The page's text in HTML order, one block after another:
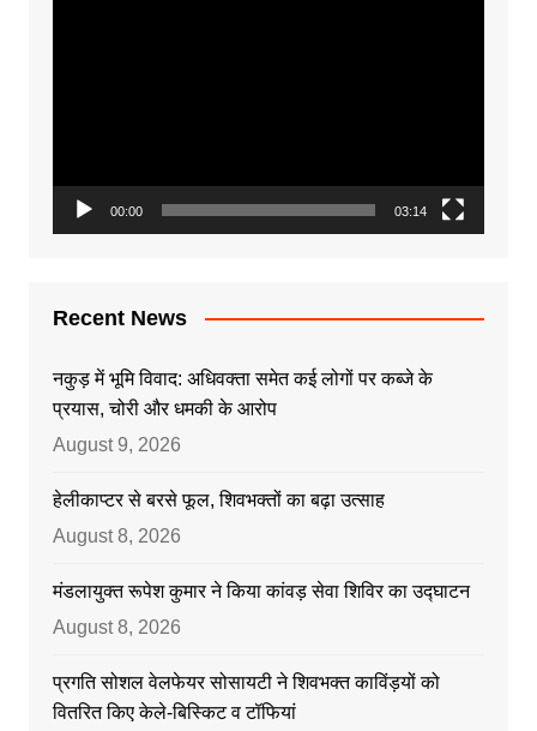
00:00 03:14
Recent News
नकुड़ में भूमि विवाद: अधिवक्ता समेत कई लोगों पर कब्जे के
प्रयास, चोरी और धमकी के आरोप
August 9, 2026
हेलीकाप्टर से बरसे फूल, शिवभक्तों का बढ़ा उत्साह
August 8, 2026
मंडलायुक्त रूपेश कुमार ने किया कांवड़ सेवा शिविर का उद्घाटन
August 8, 2026
प्रगति सोशल वेलफेयर सोसायटी ने शिवभक्त काविंड़यों को
वितरित किए केले-बिस्किट व टॉफियां